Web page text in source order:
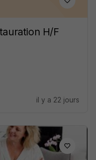
H/F
il y a 22 jours